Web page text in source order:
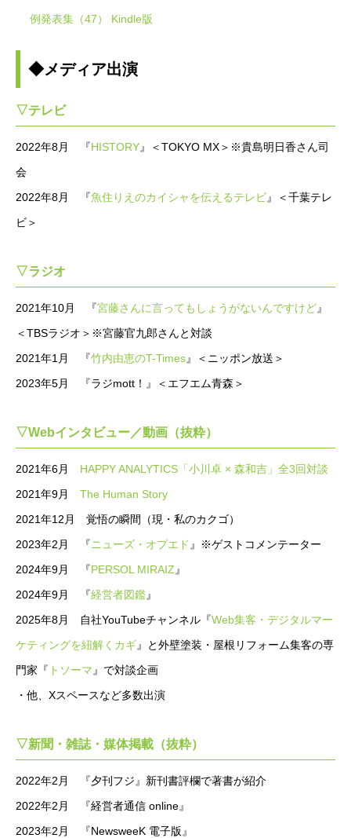
例発表集（47） Kindle版
◆メディア出演
▽テレビ
2022年8月 『HISTORY』＜TOKYO MX＞※貴島明日香さん司
会
2022年8月 『魚住りえのカイシャを伝えるテレビ』＜千葉テレ
ビ＞
▽ラジオ
2021年10月 『宮藤さんに言ってもしょうがないんですけど』
＜TBSラジオ＞※宮藤官九郎さんと対談
2021年1月 『竹内由恵のT-Times』＜ニッポン放送＞
2023年5月 『ラジmott！』＜エフエム青森＞
▽Webインタビュー／動画（抜粋）
2021年6月 HAPPY ANALYTICS「小川卓 × 森和吉」全3回対談
2021年9月 The Human Story
2021年12月 覚悟の瞬間（現・私のカクゴ）
2023年2月 『ニューズ・オプエド 』※ゲストコメンテーター
2024年9月 『PERSOL MIRAIZ 』
2024年9月 『経営者図鑑』
2025年8月 自社YouTubeチャンネル『Web集客・デジタルマー
ケティングを紐解くカギ』と外壁塗装・屋根リフォーム集客の専
門家『 トソーマ 』で対談企画
・他、Xスペースなど多数出演
▽新聞・雑誌・媒体掲載（抜粋）
2022年2月 『夕刊フジ』新刊書評欄で著書が紹介
2022年2月 『経営者通信 online』
2023年2月 『NewsweeK 電子版』